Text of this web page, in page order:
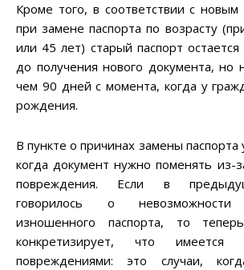
Кроме того, в соответствии с новым
при замене паспорта по возрасту
или 45 лет) старый паспорт
до получения нового документа, но
чем 90 дней с момента, когда у
рождения.
В пункте о причинах замены паспорта
когда документ нужно поменять из-
повреждения. Если в
говорилось о невозможности
изношенного паспорта, то теперь
конкретизирует, что
повреждениями: это случаи,